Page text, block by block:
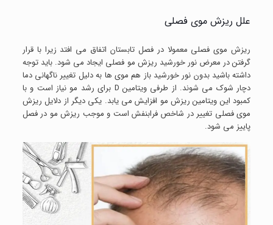
علل ریزش موی فصلی
ریزش موی فصلی معمولا در فصل تابستان اتفاق می افتد زیرا با قرار
گرفتن در معرض نور خورشید ریزش مو فصلی ایجاد می شود. باید توجه
داشته باشید بدون نور خورشید باز هم موی ها به دلیل تغییر ناگهانی دما
دچار شوک می شوند. از طرفی ویتامین D برای رشد مو نیاز است و با
کمبود این ویتامین ریزش مو افزایش می یابد. یکی دیگر از دلایل ریزش
موی فصلی تغییر در شاخص فرابنفش است و موجب ریزش مو در فصل
پاییز می شود.